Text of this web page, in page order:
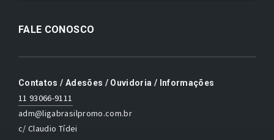
FALE CONOSCO
Contatos / Adesões / Ouvidoria / Informações
11 93066-9111
adm@ligabrasilpromo.com.br
c/ Claudio Tídei